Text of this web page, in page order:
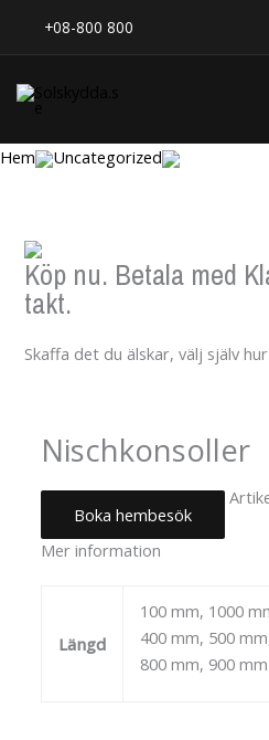
+08-800 800
Hem Uncategorized
Köp nu. Betala med
takt.
Skaffa det du älskar, välj själv
Nischkonsoller
Boka hembesök
Uncategorized
Mer information
Längd
100 mm, 1000
400 mm, 500
800 mm, 900 mm